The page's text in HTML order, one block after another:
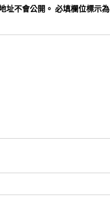
址不會公開。 必填欄位標示為